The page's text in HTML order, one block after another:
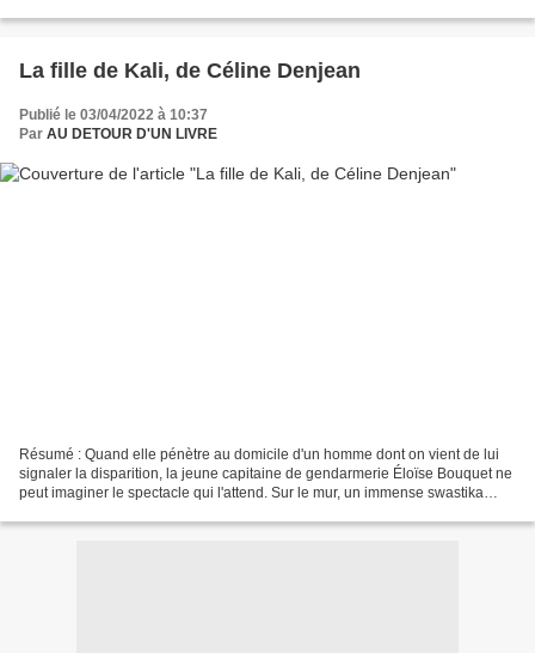
La fille de Kali, de Céline Denjean
Publié le 03/04/2022 à 10:37
Par AU DETOUR D'UN LIVRE
Résumé : Quand elle pénètre au domicile d'un homme dont on vient de lui
signaler la disparition, la jeune capitaine de gendarmerie Éloïse Bouquet ne
peut imaginer le spectacle qui l'attend. Sur le mur, un immense swastika